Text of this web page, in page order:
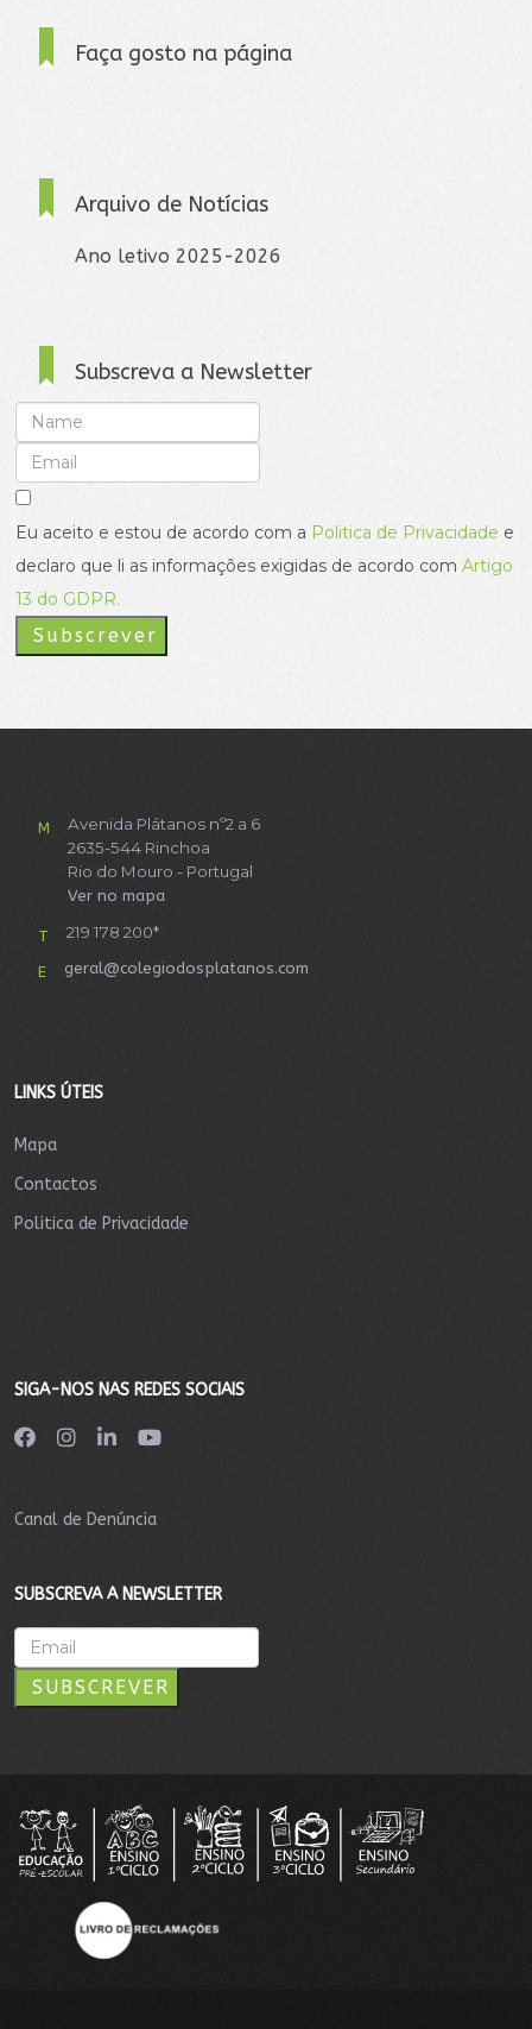
Faça gosto na página
Arquivo de Notícias
Ano letivo 2025-2026
Subscreva a Newsletter
Eu aceito e estou de acordo com a Politica de Privacidade e
declaro que li as informações exigidas de acordo com Artigo
13 do GDPR.
Subscrever
M
Avenida Plátanos nº2 a 6
2635-544 Rinchoa
Rio do Mouro - Portugal
Ver no mapa
T 219 178 200*
E geral@colegiodosplatanos.com
LINKS ÚTEIS
Mapa
Contactos
Politica de Privacidade
SIGA-NOS NAS REDES SOCIAIS
Canal de Denúncia
SUBSCREVA A NEWSLETTER
SUBSCREVER